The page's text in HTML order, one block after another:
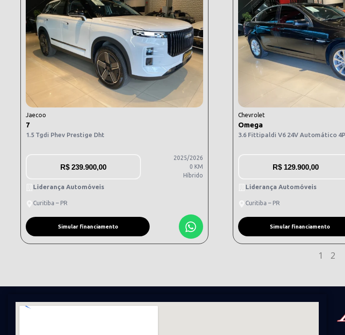
Jaecoo
7
1.5 Tgdi Phev Prestige Dht
R$ 239.900,00
2025/2026
0 KM
Híbrido
Liderança Automóveis
Curitiba – PR
Simular financiamento
Chevrolet
Omega
3.6 Fittipaldi V6 24V Automático 4P
R$129.900,00
Liderança Automóveis
Curitiba – PR
Simular financiamento
1 2